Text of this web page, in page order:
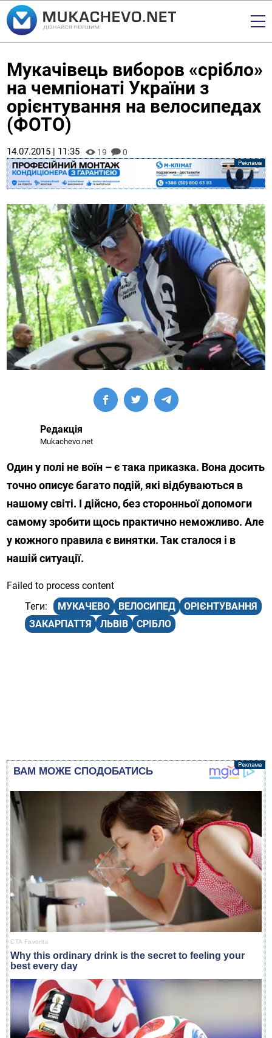
Мукачівець виборов «срібло»
на чемпіонаті України з
орієнтування на велосипедах
(ФОТО)
14.07.2015 | 11:35 19 0
Редакція
Mukachevo.net
Один у полі не воїн – є така приказка. Вона досить
точно описує багато подій, які відбуваються в
нашому світі. І дійсно, без сторонньої допомоги
самому зробити щось практично неможливо. Але
у кожного правила є винятки. Так сталося і в
нашій ситуації.
Failed to process content
МУКАЧЕВО
ВЕЛОСИПЕД
ОРІЄНТУВАННЯ
ЗАКАРПАТТЯ
ЛЬВІВ СРІБЛО